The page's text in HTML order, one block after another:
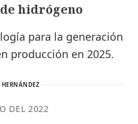
hidrógeno
para la generación
producción en 2025.
DEL 2022